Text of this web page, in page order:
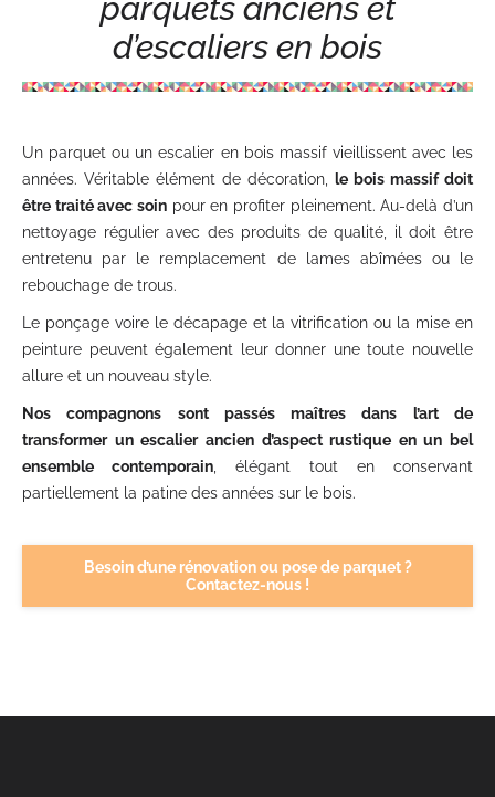
parquets anciens et
d’escaliers en bois
Un parquet ou un escalier en bois massif vieillissent avec les
années. Véritable élément de décoration,
le bois massif doit
être traité avec soin pour en profiter pleinement. Au-delà d’un
nettoyage régulier avec des produits de qualité, il doit être
entretenu par le remplacement de lames abîmées ou le
rebouchage de trous.
Le ponçage voire le décapage et la vitrification ou la mise en
peinture peuvent également leur donner une toute nouvelle
allure et un nouveau style.
Nos compagnons sont passés maîtres dans l’art de
transformer un escalier ancien d’aspect rustique en un bel
ensemble contemporain , élégant tout en conservant
partiellement la patine des années sur le bois.
Besoin d’une rénovation ou pose de parquet ?
Contactez-nous !